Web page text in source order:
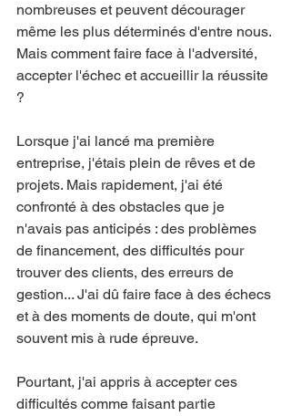
nombreuses et peuvent décourager
même les plus déterminés d'entre nous.
Mais comment faire face à l'adversité,
accepter l'échec et accueillir la réussite
?
Lorsque j'ai lancé ma première
entreprise, j'étais plein de rêves et de
projets. Mais rapidement, j'ai été
confronté à des obstacles que je
n'avais pas anticipés : des problèmes
de financement, des difficultés pour
trouver des clients, des erreurs de
gestion... J'ai dû faire face à des échecs
et à des moments de doute, qui m'ont
souvent mis à rude épreuve.
Pourtant, j'ai appris à accepter ces
difficultés comme faisant partie